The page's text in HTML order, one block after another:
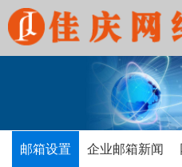
邮箱设置 企业邮箱新闻